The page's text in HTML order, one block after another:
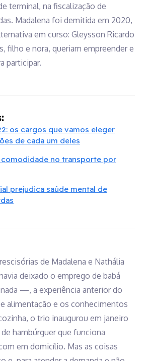
terminal, na fiscalização de
Madalena foi demitida em 2020,
em curso: Gleysson Ricardo
filho e nora, queriam empreender e
participar.
os cargos que vamos eleger
de cada um deles
comodidade no transporte por
prejudica saúde mental de
de Madalena e Nathália
deixado o emprego de babá
—, a experiência anterior do
alimentação e os conhecimentos
o trio inaugurou em janeiro
hambúrguer que funciona
em domicílio. Mas as coisas